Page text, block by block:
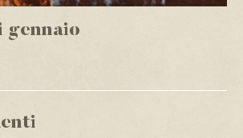
gennaio